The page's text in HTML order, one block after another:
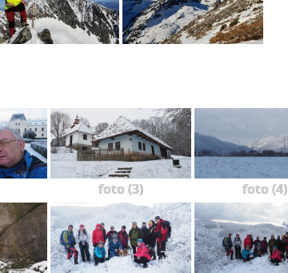
foto (3) foto (4)